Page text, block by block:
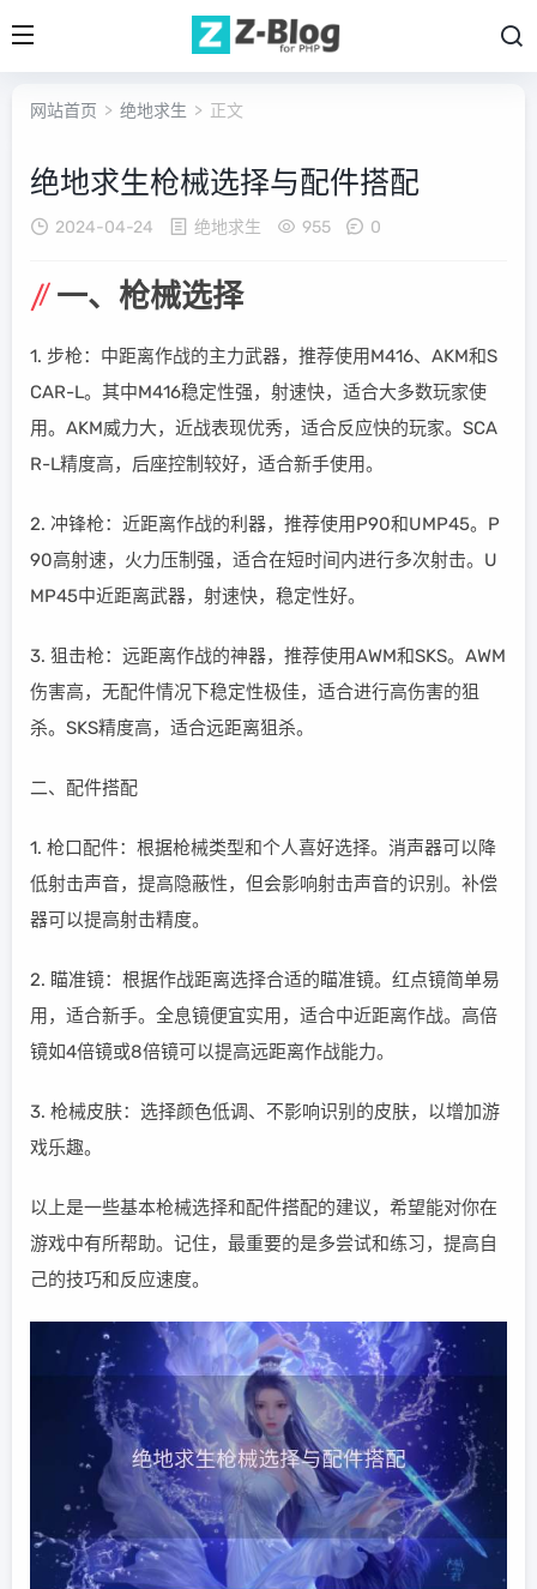
网站首页 > 绝地求生 > 正文
绝地求生枪械选择与配件搭配
2024-04-24 绝地求生 955 0
一、枪械选择
1. 步枪：中距离作战的主力武器，推荐使用M416、AKM和S
CAR-L。其中M416稳定性强，射速快，适合大多数玩家使
用。AKM威力大，近战表现优秀，适合反应快的玩家。SCA
R-L精度高，后座控制较好，适合新手使用。
2. 冲锋枪：近距离作战的利器，推荐使用P90和UMP45。P
90高射速，火力压制强，适合在短时间内进行多次射击。U
MP45中近距离武器，射速快，稳定性好。
3. 狙击枪：远距离作战的神器，推荐使用AWM和SKS。AWM
伤害高，无配件情况下稳定性极佳，适合进行高伤害的狙
杀。SKS精度高，适合远距离狙杀。
二、配件搭配
1. 枪口配件：根据枪械类型和个人喜好选择。消声器可以降
低射击声音，提高隐蔽性，但会影响射击声音的识别。补偿
器可以提高射击精度。
2. 瞄准镜：根据作战距离选择合适的瞄准镜。红点镜简单易
用，适合新手。全息镜便宜实用，适合中近距离作战。高倍
镜如4倍镜或8倍镜可以提高远距离作战能力。
3. 枪械皮肤：选择颜色低调、不影响识别的皮肤，以增加游
戏乐趣。
以上是一些基本枪械选择和配件搭配的建议，希望能对你在
游戏中有所帮助。记住，最重要的是多尝试和练习，提高自
己的技巧和反应速度。